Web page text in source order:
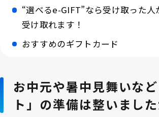
“選べるe-GIFT”なら受け取った人
受け取れます！
おすすめのギフトカード
お中元や暑中見舞いな
ト」の準備は整いまし